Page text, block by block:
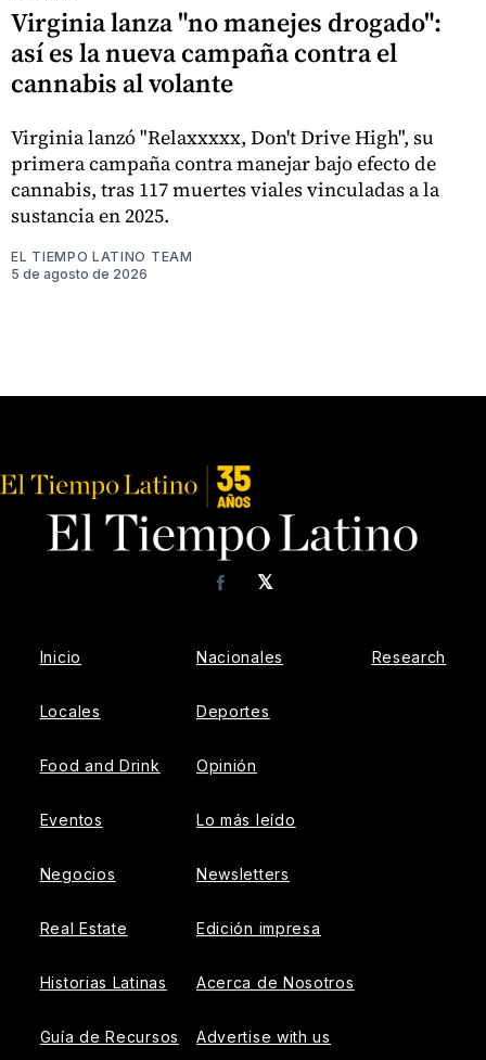
Virginia lanza "no manejes drogado":
así es la nueva campaña contra el
cannabis al volante
Virginia lanzó "Relaxxxxx, Don't Drive High", su
primera campaña contra manejar bajo efecto de
cannabis, tras 117 muertes viales vinculadas a la
sustancia en 2025.
EL TIEMPO LATINO TEAM
5 de agosto de 2026
𝕏
Facebook
Inicio
Locales
Food and Drink
Eventos
Negocios
Real Estate
Historias Latinas
Guía de Recursos
Nacionales
Deportes
Opinión
Lo más leído
Newsletters
Edición impresa
Acerca de Nosotros
Advertise with us
Research